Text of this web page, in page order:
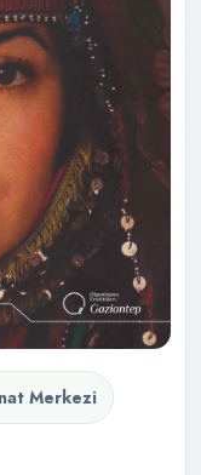
Merkezi